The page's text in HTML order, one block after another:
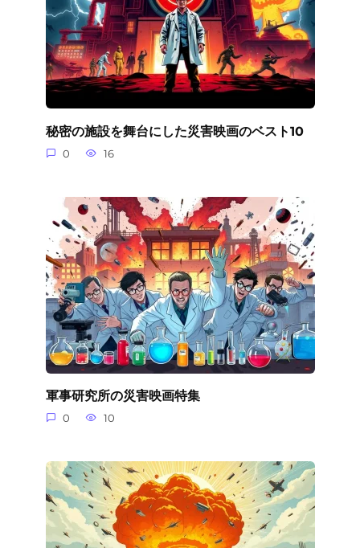
秘密の施設を舞台にした災害映画のベスト10
0 16
軍事研究所の災害映画特集
0 10